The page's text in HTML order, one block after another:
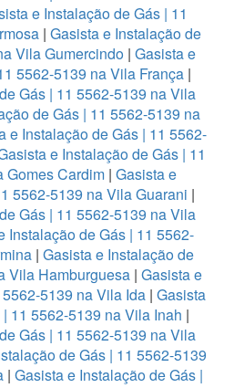
e Instalação de Gás | 11
| Gasista e Instalação de
Vila Gumercindo | Gasista e
5562-5139 na Vila França |
Gás | 11 5562-5139 na Vila
de Gás | 11 5562-5139 na
e Instalação de Gás | 11 5562-
e Instalação de Gás | 11
Gomes Cardim| Gasista e
5562-5139 na Vila Guarani |
Gás | 11 5562-5139 na Vila
Instalação de Gás | 11 5562-
| Gasista e Instalação de
Vila Hamburguesa | Gasista e
5139 na Vila Ida| Gasista
11 5562-5139 na Vila Inah |
Gás | 11 5562-5139 na Vila
de Gás | 11 5562-5139
| Gasista e Instalação de Gás |